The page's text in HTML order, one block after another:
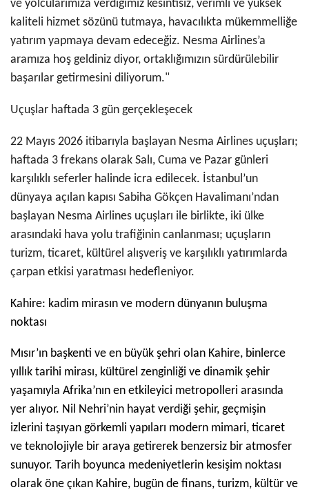
ve yolcularımıza verdiğimiz kesintisiz, verimli ve yüksek
kaliteli hizmet sözünü tutmaya, havacılıkta mükemmelliğe
yatırım yapmaya devam edeceğiz. Nesma Airlines’a
aramıza hoş geldiniz diyor, ortaklığımızın sürdürülebilir
başarılar getirmesini diliyorum."
Uçuşlar haftada 3 gün gerçekleşecek
22 Mayıs 2026 itibarıyla başlayan Nesma Airlines uçuşları;
haftada 3 frekans olarak Salı, Cuma ve Pazar günleri
karşılıklı seferler halinde icra edilecek. İstanbul’un
dünyaya açılan kapısı Sabiha Gökçen Havalimanı’ndan
başlayan Nesma Airlines uçuşları ile birlikte, iki ülke
arasındaki hava yolu trafiğinin canlanması; uçuşların
turizm, ticaret, kültürel alışveriş ve karşılıklı yatırımlarda
çarpan etkisi yaratması hedefleniyor.
Kahire: kadim mirasın ve modern dünyanın buluşma
noktası
Mısır’ın başkenti ve en büyük şehri olan Kahire, binlerce
yıllık tarihi mirası, kültürel zenginliği ve dinamik şehir
yaşamıyla Afrika’nın en etkileyici metropolleri arasında
yer alıyor. Nil Nehri’nin hayat verdiği şehir, geçmişin
izlerini taşıyan görkemli yapıları modern mimari, ticaret
ve teknolojiyle bir araya getirerek benzersiz bir atmosfer
sunuyor. Tarih boyunca medeniyetlerin kesişim noktası
olarak öne çıkan Kahire, bugün de finans, turizm, kültür ve